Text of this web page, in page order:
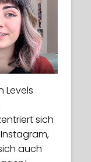
Levels
sich
auch